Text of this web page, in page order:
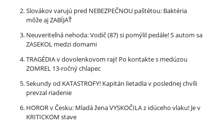
Slovákov varujú pred NEBEZPEČNOU paštétou: Baktéria
môže aj ZABÍJAŤ
Neuveriteľná nehoda: Vodič (87) si pomýlil pedále! S autom sa
ZASEKOL medzi domami
TRAGÉDIA v dovolenkovom raji! Po kontakte s medúzou
ZOMREL 13-ročný chlapec
Sekundy od KATASTROFY! Kapitán lietadla v poslednej chvíli
prevzal riadenie
HOROR v Česku: Mladá žena VYSKOČILA z idúceho vlaku! Je v
KRITICKOM stave